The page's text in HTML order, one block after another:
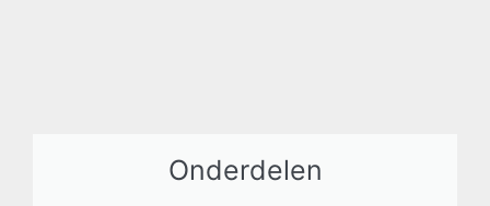
Onderdelen